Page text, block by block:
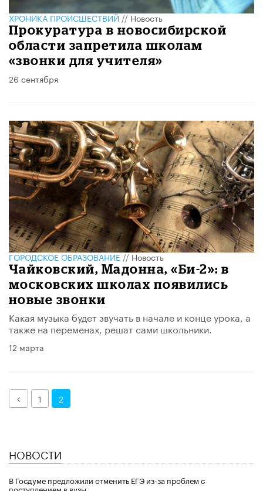
ХРОНИКА ПРОИСШЕСТВИЙ//Новость
Прокуратура в новосибирской
области запретила школам
«звонки для учителя»
26 сентября
ГОРОДСКОЕ ОБРАЗОВАНИЕ//Новость
Чайковский, Мадонна, «Би-2»: в
московских школах появились
новые звонки
Какая музыка будет звучать в начале и конце урока, а
также на переменах, решат сами школьники.
12 марта
Назад1 2
НОВОСТИ
В Госдуме предложили отменить ЕГЭ из-за проблем с
поступлением в вузы